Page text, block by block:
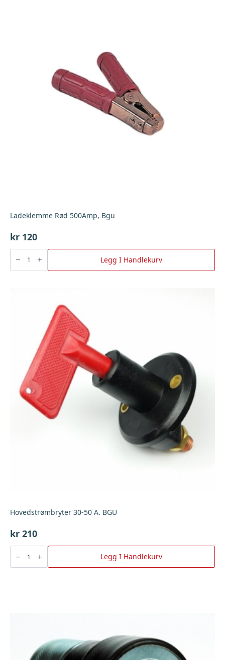
Ladeklemme Rød 500Amp, Bgu
kr 120
Ladeklemme
500Amp,
Bgu
Legg I Handlekurv
Hovedstrømbryter 30-50 A. BGU
kr 210
Hovedstrømbryter
50
A.
Legg I Handlekurv